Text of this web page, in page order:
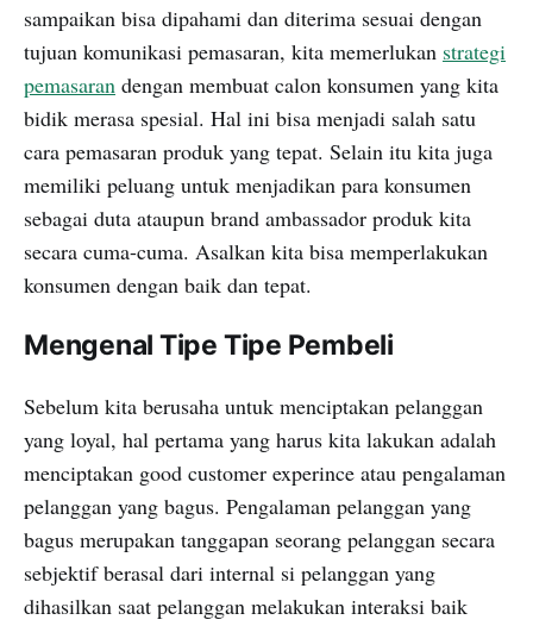
sampaikan bisa dipahami dan diterima sesuai dengan
tujuan komunikasi pemasaran, kita memerlukan strategi
pemasaran dengan membuat calon konsumen yang kita
bidik merasa spesial. Hal ini bisa menjadi salah satu
cara pemasaran produk yang tepat. Selain itu kita juga
memiliki peluang untuk menjadikan para konsumen
sebagai duta ataupun brand ambassador produk kita
secara cuma-cuma. Asalkan kita bisa memperlakukan
konsumen dengan baik dan tepat.
Mengenal Tipe Tipe Pembeli
Sebelum kita berusaha untuk menciptakan pelanggan
yang loyal, hal pertama yang harus kita lakukan adalah
menciptakan good customer experince atau pengalaman
pelanggan yang bagus. Pengalaman pelanggan yang
bagus merupakan tanggapan seorang pelanggan secara
sebjektif berasal dari internal si pelanggan yang
dihasilkan saat pelanggan melakukan interaksi baik